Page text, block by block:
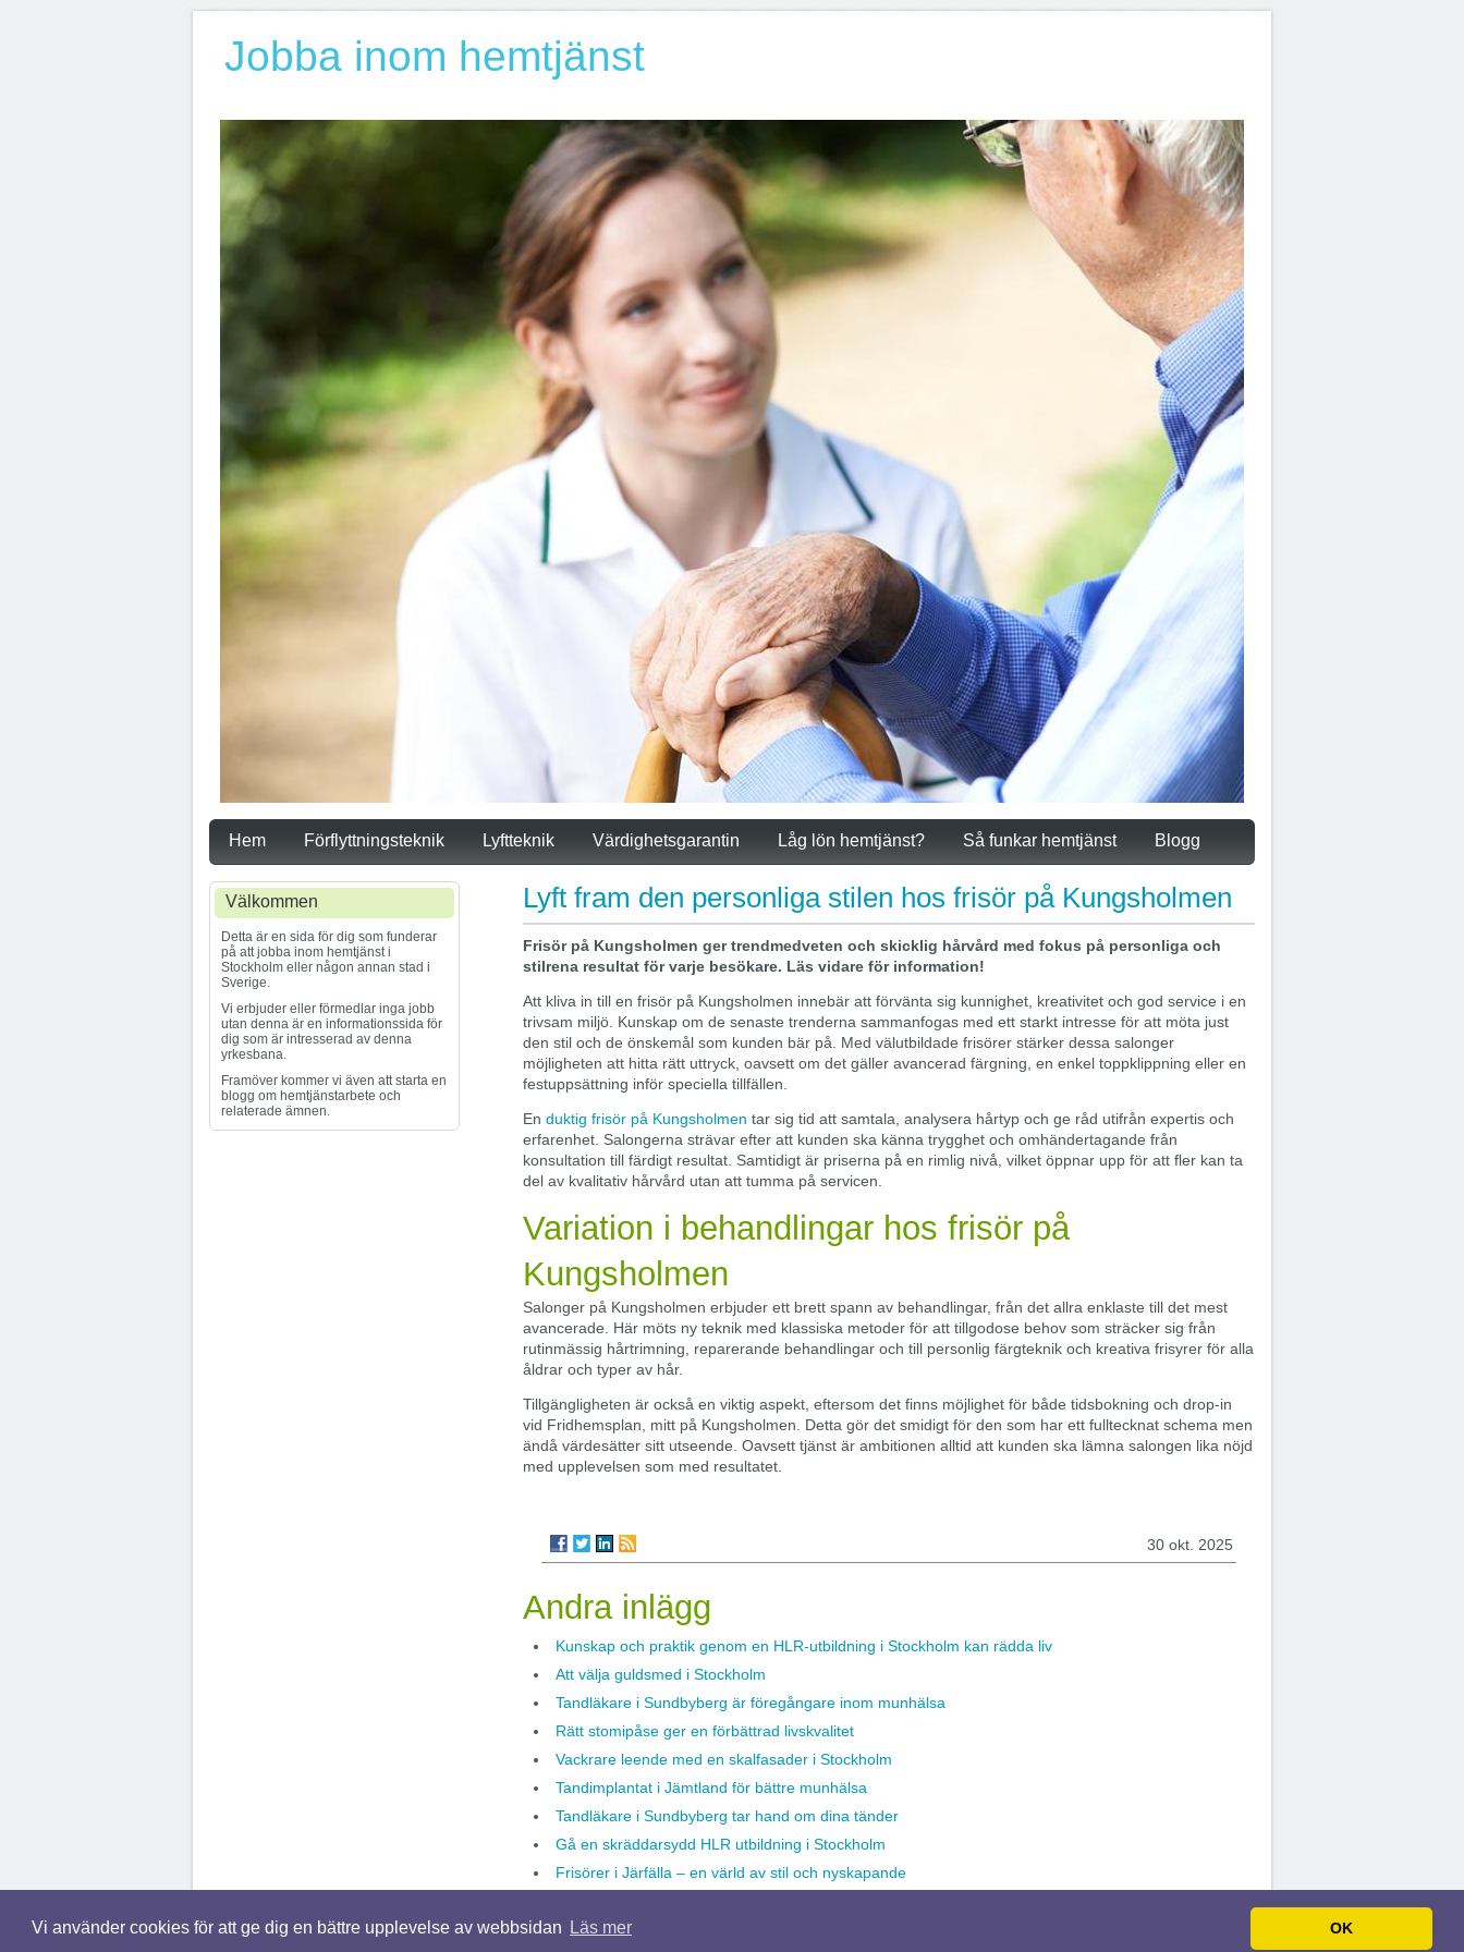
Vi använder cookies för att ge dig en bättre upplevelse av webbsidan Läs mer OK
Jobba inom hemtjänst
Hem Förflyttningsteknik Lyftteknik Värdighetsgarantin Låg lön hemtjänst? Så funkar hemtjänst Blogg
Lyft fram den personliga stilen hos frisör på Kungsholmen
Frisör på Kungsholmen ger trendmedveten och skicklig hårvård med fokus på personliga och
stilrena resultat för varje besökare. Läs vidare för information!
Att kliva in till en frisör på Kungsholmen innebär att förvänta sig kunnighet, kreativitet och god service i en
trivsam miljö. Kunskap om de senaste trenderna sammanfogas med ett starkt intresse för att möta just
den stil och de önskemål som kunden bär på. Med välutbildade frisörer stärker dessa salonger
möjligheten att hitta rätt uttryck, oavsett om det gäller avancerad färgning, en enkel toppklippning eller en
festuppsättning inför speciella tillfällen.
En duktig frisör på Kungsholmen tar sig tid att samtala, analysera hårtyp och ge råd utifrån expertis och
erfarenhet. Salongerna strävar efter att kunden ska känna trygghet och omhändertagande från
konsultation till färdigt resultat. Samtidigt är priserna på en rimlig nivå, vilket öppnar upp för att fler kan ta
del av kvalitativ hårvård utan att tumma på servicen.
Variation i behandlingar hos frisör på
Kungsholmen
Salonger på Kungsholmen erbjuder ett brett spann av behandlingar, från det allra enklaste till det mest
avancerade. Här möts ny teknik med klassiska metoder för att tillgodose behov som sträcker sig från
rutinmässig hårtrimning, reparerande behandlingar och till personlig färgteknik och kreativa frisyrer för alla
åldrar och typer av hår.
Tillgängligheten är också en viktig aspekt, eftersom det finns möjlighet för både tidsbokning och drop-in
vid Fridhemsplan, mitt på Kungsholmen. Detta gör det smidigt för den som har ett fulltecknat schema men
ändå värdesätter sitt utseende. Oavsett tjänst är ambitionen alltid att kunden ska lämna salongen lika nöjd
med upplevelsen som med resultatet.
30 okt. 2025
Andra inlägg
Kunskap och praktik genom en HLR-utbildning i Stockholm kan rädda liv
Att välja guldsmed i Stockholm
Tandläkare i Sundbyberg är föregångare inom munhälsa
Rätt stomipåse ger en förbättrad livskvalitet
Vackrare leende med en skalfasader i Stockholm
Tandimplantat i Jämtland för bättre munhälsa
Tandläkare i Sundbyberg tar hand om dina tänder
Gå en skräddarsydd HLR utbildning i Stockholm
Frisörer i Järfälla – en värld av stil och nyskapande
Välkommen
Detta är en sida för dig som funderar
på att jobba inom hemtjänst i
Stockholm eller någon annan stad i
Sverige.
Vi erbjuder eller förmedlar inga jobb
utan denna är en informationssida för
dig som är intresserad av denna
yrkesbana.
Framöver kommer vi även att starta en
blogg om hemtjänstarbete och
relaterade ämnen.